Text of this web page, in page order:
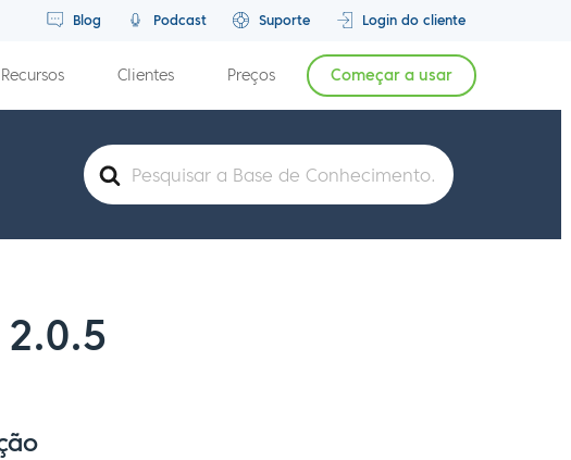
Blog Podcast Suporte Login do cliente
Recursos Clientes Preços Começar a usar
Pesquisar
por